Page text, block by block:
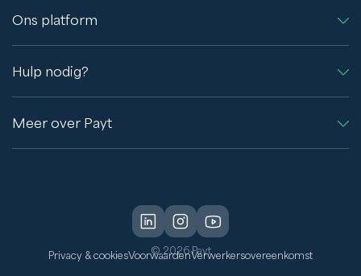
Ons platform
Hulp nodig?
Meer over Payt
© 2026 Payt
Privacy & cookiesVoorwaardenVerwerkersovereenkomst